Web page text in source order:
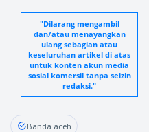
"Dilarang mengambil
dan/atau menayangkan
ulang sebagian atau
keseluruhan artikel di atas
untuk konten akun media
sosial komersil tanpa seizin
redaksi."
Banda aceh